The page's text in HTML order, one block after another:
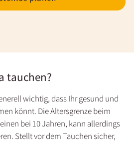
tauchen?
wichtig, dass Ihr gesund und
könnt. Die Altersgrenze beim
bei 10 Jahren, kann allerdings
Stellt vor dem Tauchen sicher,